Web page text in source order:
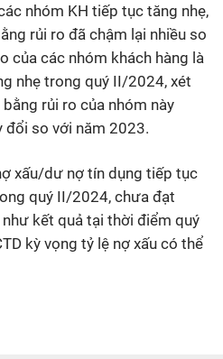
nhóm KH tiếp tục tăng nhẹ,
rủi ro đã chậm lại nhiều so
của các nhóm khách hàng là
nhẹ trong quý II/2024, xét
rủi ro của nhóm này
đổi so với năm 2023.
xấu/dư nợ tín dụng tiếp tục
quý II/2024, chưa đạt
kết quả tại thời điểm quý
kỳ vọng tỷ lệ nợ xấu có thể